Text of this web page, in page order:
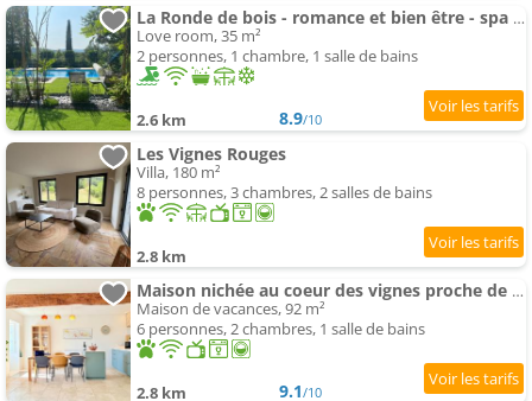
La Ronde de bois - romance et bien être - spa privatif
Love room, 35 m²
2 personnes, 1 chambre, 1 salle de bains
2.6 km 8.9/10
Les Vignes Rouges
Villa, 180 m²
8 personnes, 3 chambres, 2 salles de bains
2.8 km
Maison nichée au coeur des vignes proche de Givry
Maison de vacances, 92 m²
6 personnes, 2 chambres, 1 salle de bains
2.8 km 9.1/10